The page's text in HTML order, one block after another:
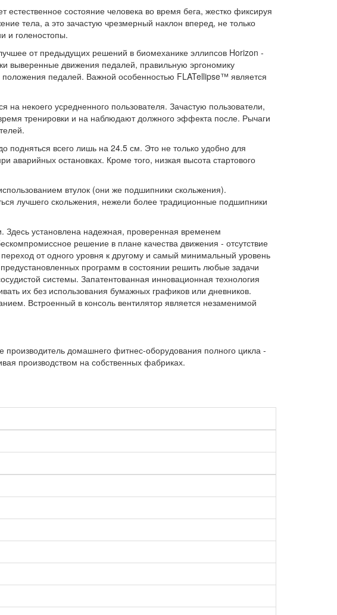
состояние человека во время бега, жестко фиксируя
тела, а это зачастую чрезмерный наклон вперед, не только
и голеностопы.
от предыдущих решений в биомеханике эллипсов Horizon -
выверенные движения педалей, правильную эргономику
педалей. Важной особенностью FLATellipse™ является
некоего усредненного пользователя. Зачастую пользователи,
тренировки и на наблюдают должного эффекта после. Рычаги
подняться всего лишь на 24.5 см. Это не только удобно для
аварийных остановках. Кроме того, низкая высота стартового
втулок (они же подшипники скольжения).
лучшего скольжения, нежели более традиционные подшипники
установлена надежная, проверенная временем
решение в плане качества движения - отсутствие
от одного уровня к другому и самый минимальный уровень
программ в состоянии решить любые задачи
системы. Запатентованная инновационная технология
их без использования бумажных графиков или дневников.
Встроенный в консоль вентилятор является незаменимой
производитель домашнего фитнес-оборудования полного цикла -
производством на собственных фабриках.